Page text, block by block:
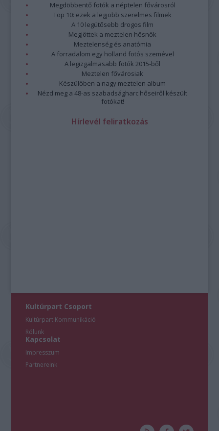
Megdöbbentő fotók a néptelen fővárosról
Top 10: ezek a legjobb szerelmes filmek
A 10 legütősebb drogos film
Megjöttek a meztelen hősnők
Meztelenség és anatómia
A forradalom egy holland fotós szemével
A legizgalmasabb fotók 2015-ből
Meztelen fővárosiak
Készülőben a nagy meztelen album
Nézd meg a 48-as szabadságharc hőseiről készült
fotókat!
Hírlevél feliratkozás
Kultúrpart Csoport
Kultúrpart Kommunikáció
Rólunk
Kapcsolat
Impresszum
Partnereink